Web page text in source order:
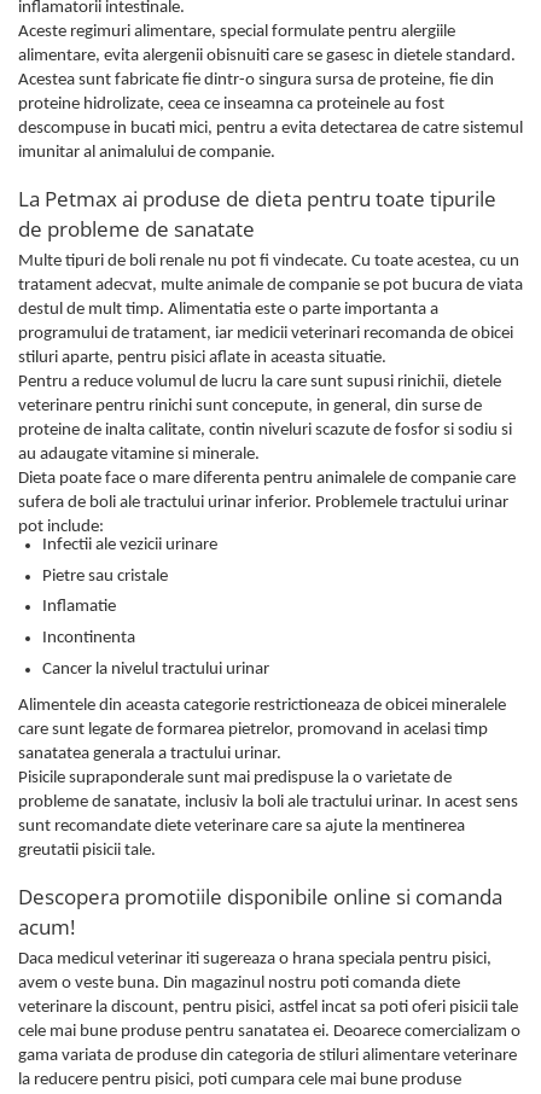
inflamatorii intestinale.
Aceste regimuri alimentare, special formulate pentru alergiile
alimentare, evita alergenii obisnuiti care se gasesc in dietele standard.
Acestea sunt fabricate fie dintr-o singura sursa de proteine, fie din
proteine ​​hidrolizate, ceea ce inseamna ca proteinele au fost
descompuse in bucati mici, pentru a evita detectarea de catre sistemul
imunitar al animalului de companie.
La Petmax ai produse de dieta pentru toate tipurile
de probleme de sanatate
Multe tipuri de boli renale nu pot fi vindecate. Cu toate acestea, cu un
tratament adecvat, multe animale de companie se pot bucura de viata
destul de mult timp. Alimentatia este o parte importanta a
programului de tratament, iar medicii veterinari recomanda de obicei
stiluri aparte, pentru pisici aflate in aceasta situatie.
Pentru a reduce volumul de lucru la care sunt supusi rinichii, dietele
veterinare pentru rinichi sunt concepute, in general, din surse de
proteine ​​de inalta calitate, contin niveluri scazute de fosfor si sodiu si
au adaugate vitamine si minerale.
Dieta poate face o mare diferenta pentru animalele de companie care
sufera de boli ale tractului urinar inferior. Problemele tractului urinar
pot include:
Infectii ale vezicii urinare
Pietre sau cristale
Inflamatie
Incontinenta
Cancer la nivelul tractului urinar
Alimentele din aceasta categorie restrictioneaza de obicei mineralele
care sunt legate de formarea pietrelor, promovand in acelasi timp
sanatatea generala a tractului urinar.
Pisicile supraponderale sunt mai predispuse la o varietate de
probleme de sanatate, inclusiv la boli ale tractului urinar. In acest sens
sunt recomandate diete veterinare care sa ajute la mentinerea
greutatii pisicii tale.
Descopera promotiile disponibile online si comanda
acum!
Daca medicul veterinar iti sugereaza o hrana speciala pentru pisici,
avem o veste buna. Din magazinul nostru poti comanda diete
veterinare la discount, pentru pisici, astfel incat sa poti oferi pisicii tale
cele mai bune produse pentru sanatatea ei. Deoarece comercializam o
gama variata de produse din categoria de stiluri alimentare veterinare
la reducere pentru pisici, poti cumpara cele mai bune produse